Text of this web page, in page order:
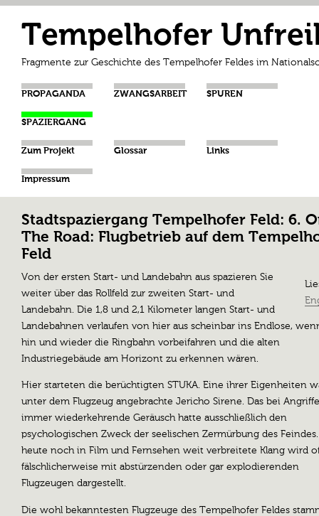
Tempelhofer
Fragmente zur Geschichte des Tempelhofer Feldes im
PROPAGANDA ZWANGSARBEIT SPUREN
SPAZIERGANG
Zum Projekt Glossar Links
Impressum
Stadtspaziergang Tempelhofer Feld: 6.
The Road: Flugbetrieb auf dem
Feld
Von der ersten Start- und Landebahn aus spazieren Sie
weiter über das Rollfeld zur zweiten Start- und
Landebahn. Die 1,8 und 2,1 Kilometer langen Start- und
Landebahnen verlaufen von hier aus scheinbar ins Endlose,
hin und wieder die Ringbahn vorbeifahren und die alten
Industriegebäude am Horizont zu erkennen wären.
Hier starteten die berüchtigten STUKA. Eine ihrer Eigenheiten
unter dem Flugzeug angebrachte Jericho Sirene. Das bei
immer wiederkehrende Geräusch hatte ausschließlich den
psychologischen Zweck der seelischen Zermürbung des
heute noch in Film und Fernsehen weit verbreitete Klang wird
fälschlicherweise mit abstürzenden oder gar explodierenden
Flugzeugen dargestellt.
Die wohl bekanntesten Flugzeuge des Tempelhofer Feldes